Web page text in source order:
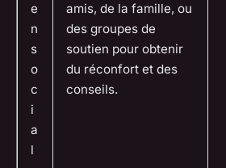
e
n
s
o
c
i
a
l
amis, de la famille, ou
des groupes de
soutien pour obtenir
du réconfort et des
conseils.